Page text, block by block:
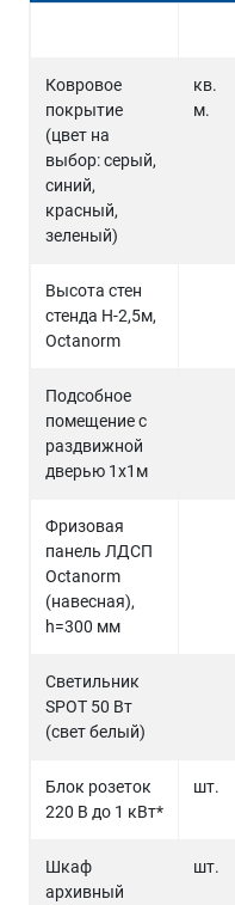
Ковровое
покрытие
(цвет на
выбор: серый,
синий,
красный,
зеленый)
кв.
м.
Высота стен
стенда Н-2,5м,
Octanorm
Подсобное
помещение с
раздвижной
дверью 1х1м
Фризовая
панель ЛДСП
Octanorm
(навесная),
h=300 мм
Светильник
SPOT 50 Вт
(свет белый)
Блок розеток
220 В до 1 кВт*
шт.
Шкаф
архивный
шт.